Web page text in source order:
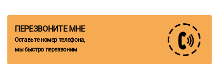
ПЕРЕЗВОНИТЕ МНЕ
Оставьте номер телефона,
мы быстро перезвоним